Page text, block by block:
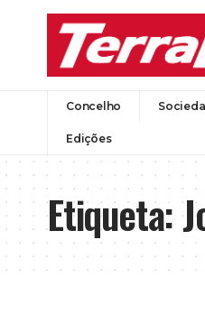
Concelho
Edições
Etiqueta: